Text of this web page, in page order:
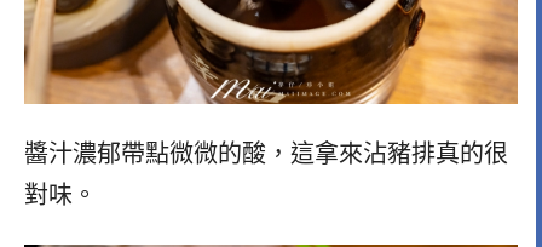
醬汁濃郁帶點微微的酸，這拿來沾豬排真的很
對味。